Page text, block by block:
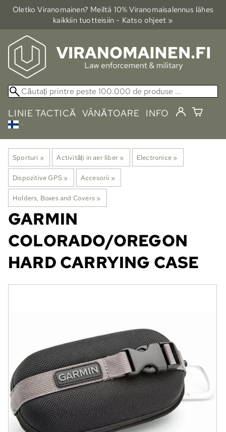
Oletko Viranomainen? Meiltä 10% Viranomais­alennus lähes
kaikkiin tuotteisiin - Katso ohjeet »
LINIE TACTICĂ VÂNĂTOARE INFO
Sporturi ‪» Activități in aer liber ‪» Electronice ‪»
Dispozitive GPS ‪» Accesorii ‪»
Holders, Boxes and Covers ‪»
GARMIN
COLORADO/OREGON
HARD CARRYING CASE